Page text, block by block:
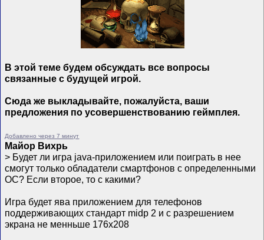
В этой теме будем обсуждать все вопросы
связанные с будущей игрой.
Сюда же выкладывайте, пожалуйста, ваши
предложения по усовершенствованию геймплея.
Добавлено через 7 минут
Майор Вихрь
> Будет ли игра java-приложением или поиграть в нее
смогут только обладатели смартфонов с определенными
ОС? Если второе, то с какими?
Игра будет ява приложением для телефонов
поддерживающих стандарт midp 2 и с разрешением
экрана не менньше 176х208